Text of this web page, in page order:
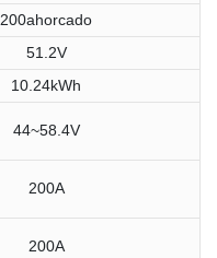
200ahorcado
51.2V
10.24kWh
44~58.4V
200A
200A